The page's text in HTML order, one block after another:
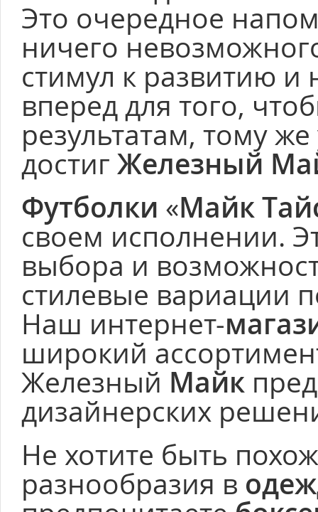
Это очередное
ничего
стимул к развитию
вперед для того,
результатам, тому
достиг Железный
Футболки «Майк
своем исполнении.
выбора и
стилевые вариации
Наш интернет-
широкий
Железный Майк
дизайнерских
Не хотите быть
разнообразия в